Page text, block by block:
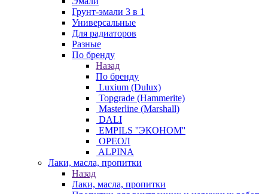
Грунт-эмали 3 в 1
Универсальные
Для радиаторов
Разные
По бренду
Назад
По бренду
Luxium (Dulux)
Topgrade (Hammerite)
Masterline (Marshall)
DALI
EMPILS ''ЭКОНОМ''
ОРЕОЛ
ALPINA
Лаки, масла, пропитки
Назад
Лаки, масла, пропитки